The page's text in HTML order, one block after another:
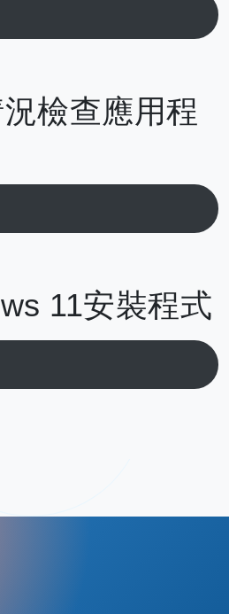
檢查應用程
11安裝程式